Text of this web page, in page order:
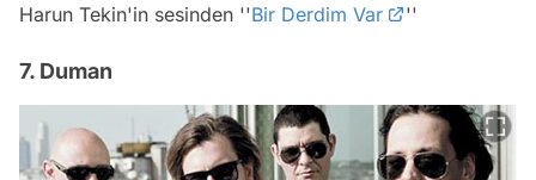
Harun Tekin'in sesinden ''Bir Derdim Var ''
7. Duman